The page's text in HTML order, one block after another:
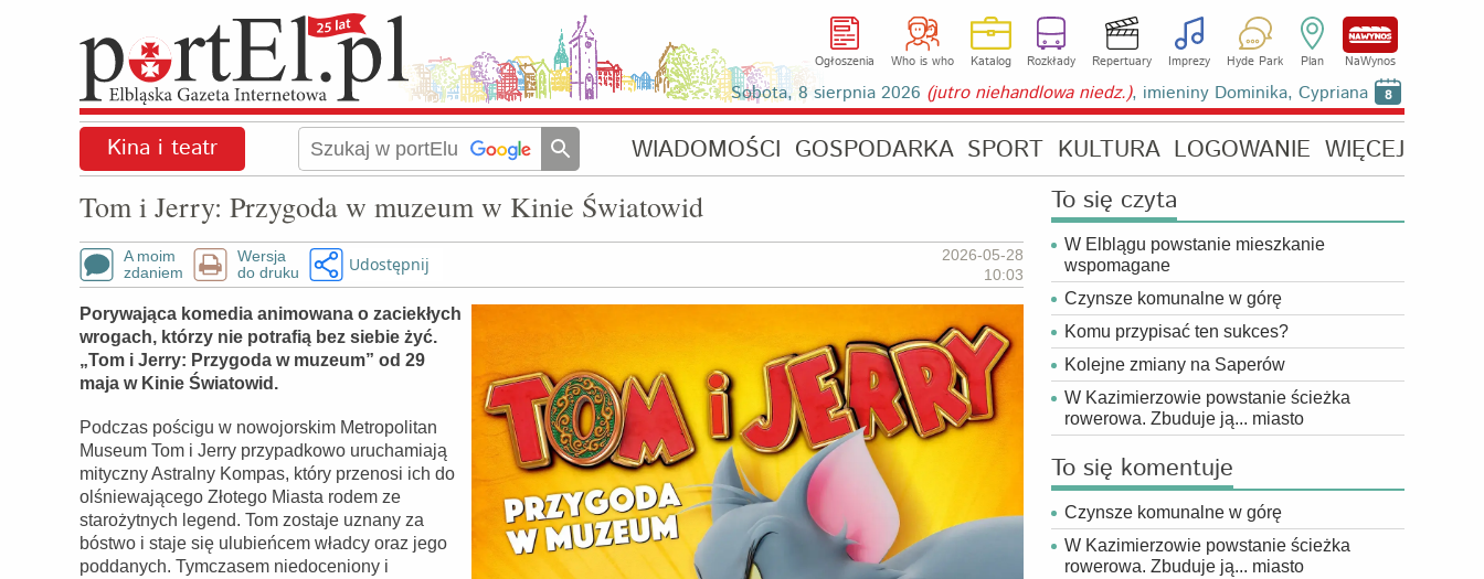
Ogłoszenia Who is who Katalog Rozkłady Repertuary Imprezy Hyde Park Plan NaWynos
Sobota, 8 sierpnia 2026 (jutro niehandlowa niedz.), imieniny Dominika, Cypriana 8
Kina i teatr WIADOMOŚCI GOSPODARKA SPORT KULTURA LOGOWANIE WIĘCEJ
Tom i Jerry: Przygoda w muzeum w Kinie Światowid
A moim
zdaniem
Wersja
do druku
Udostępnij
2026-05-28
10:03
Porywająca komedia animowana o zaciekłych
wrogach, którzy nie potrafią bez siebie żyć.
„Tom i Jerry: Przygoda w muzeum” od 29
maja w Kinie Światowid.
Podczas pościgu w nowojorskim Metropolitan
Museum Tom i Jerry przypadkowo uruchamiają
mityczny Astralny Kompas, który przenosi ich do
olśniewającego Złotego Miasta rodem ze
starożytnych legend. Tom zostaje uznany za
bóstwo i staje się ulubieńcem władcy oraz jego
poddanych. Tymczasem niedoceniony i
To się czyta
W Elblągu powstanie mieszkanie
wspomagane
Czynsze komunalne w górę
Komu przypisać ten sukces?
Kolejne zmiany na Saperów
W Kazimierzowie powstanie ścieżka
rowerowa. Zbuduje ją... miasto
To się komentuje
Czynsze komunalne w górę
W Kazimierzowie powstanie ścieżka
rowerowa. Zbuduje ją... miasto